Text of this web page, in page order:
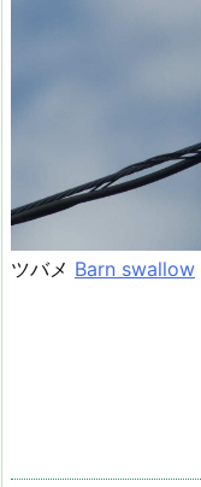
ツバメ Barn swallow